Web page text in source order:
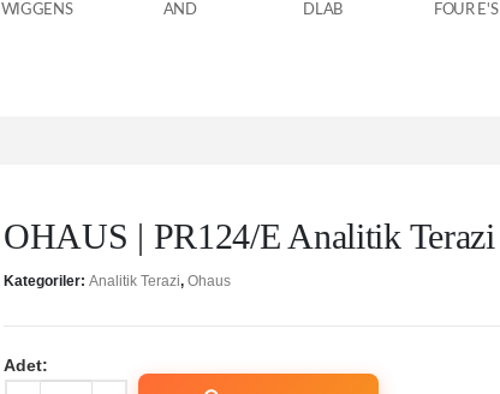
WIGGENS AND DLAB FOUR E'S
OHAUS | PR124/E Analitik Terazi
Kategoriler: Analitik Terazi, Ohaus
Adet: